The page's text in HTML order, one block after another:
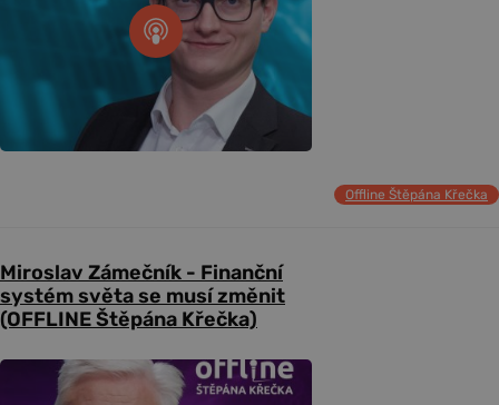
Offline Štěpána Křečka
Miroslav Zámečník - Finanční
systém světa se musí změnit
(OFFLINE Štěpána Křečka)